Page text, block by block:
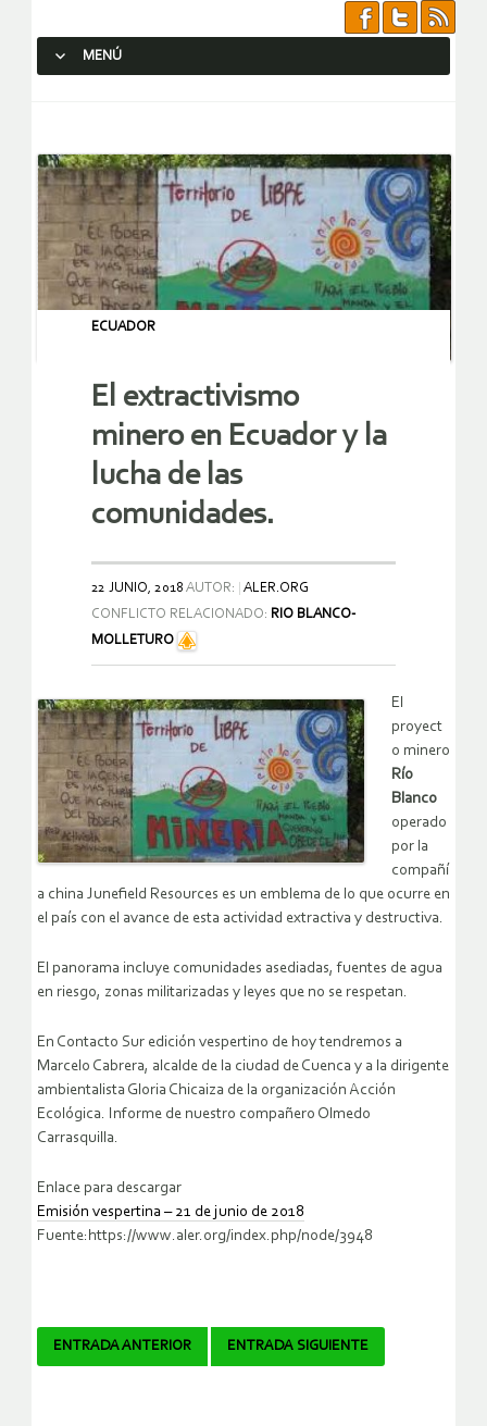
MENÚ
ECUADOR
El extractivismo
minero en Ecuador y la
lucha de las
comunidades.
22 JUNIO, 2018 AUTOR:
ALER.ORG
CONFLICTO RELACIONADO: RIO BLANCO-
MOLLETURO
El
proyect
o minero
Río
Blanco
operado
por la
compañí
a china Junefield Resources es un emblema de lo que ocurre en
el país con el avance de esta actividad extractiva y destructiva.
El panorama incluye comunidades asediadas, fuentes de agua
en riesgo, zonas militarizadas y leyes que no se respetan.
En Contacto Sur edición vespertino de hoy tendremos a
Marcelo Cabrera, alcalde de la ciudad de Cuenca y a la dirigente
ambientalista Gloria Chicaiza de la organización Acción
Ecológica. Informe de nuestro compañero Olmedo
Carrasquilla.
Enlace para descargar
Emisión vespertina – 21 de junio de 2018
Fuente:https://www.aler.org/index.php/node/3948
Navegador
ENTRADA ANTERIOR ENTRADA SIGUIENTE